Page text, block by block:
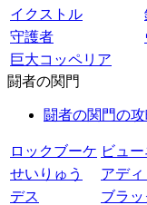
イクストル
守護者
巨大コッペリア
闘者の関門
闘者の関門の
ロックブーケ ビュー
せいりゅう
アディ
デス
ブラ